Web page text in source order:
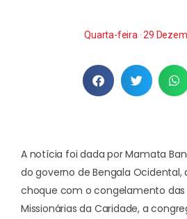
Quarta-feira · 29
A notícia foi dada por Mamata
do governo de Bengala Ocidental,
choque com o congelamento
Missionárias da Caridade, a